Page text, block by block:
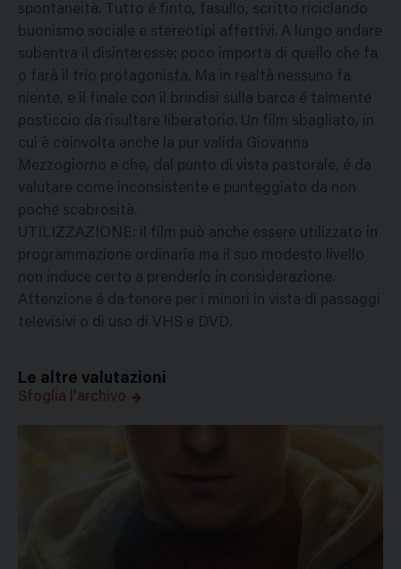
spontaneità. Tutto é finto, fasullo, scritto riciclando
buonismo sociale e stereotipi affettivi. A lungo andare
subentra il disinteresse: poco importa di quello che fa
o farà il trio protagonista. Ma in realtà nessuno fa
niente, e il finale con il brindisi sulla barca é talmente
posticcio da risultare liberatorio. Un film sbagliato, in
cui è coinvolta anche la pur valida Giovanna
Mezzogiorno e che, dal punto di vista pastorale, é da
valutare come inconsistente e punteggiato da non
poche scabrosità.
UTILIZZAZIONE: il film può anche essere utilizzato in
programmazione ordinaria ma il suo modesto livello
non induce certo a prenderlo in considerazione.
Attenzione é da tenere per i minori in vista di passaggi
televisivi o di uso di VHS e DVD.
Le altre valutazioni
Sfoglia l'archivo